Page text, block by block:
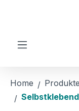
Home Produkte